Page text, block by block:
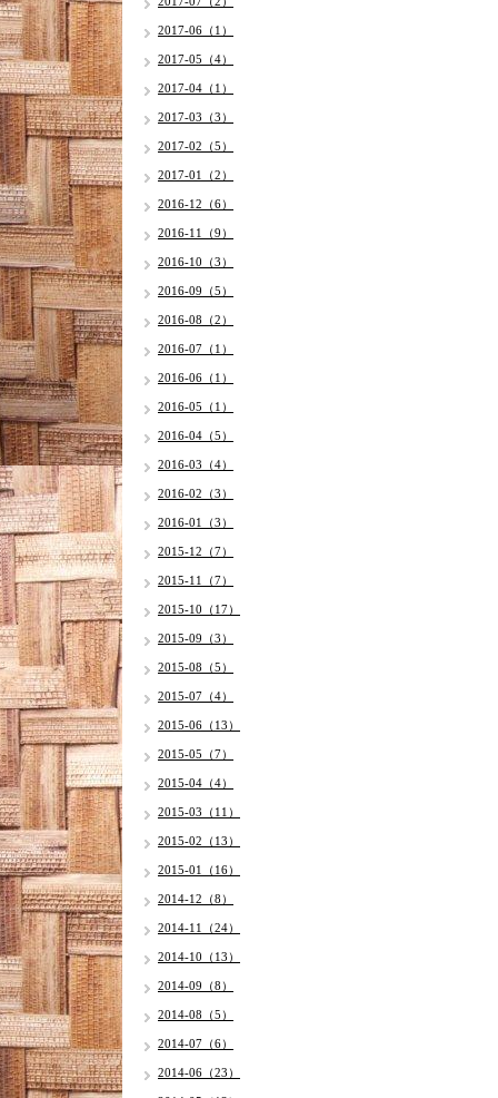
2017-06（1）
2017-05（4）
2017-04（1）
2017-03（3）
2017-02（5）
2017-01（2）
2016-12（6）
2016-11（9）
2016-10（3）
2016-09（5）
2016-08（2）
2016-07（1）
2016-06（1）
2016-05（1）
2016-04（5）
2016-03（4）
2016-02（3）
2016-01（3）
2015-12（7）
2015-11（7）
2015-10（17）
2015-09（3）
2015-08（5）
2015-07（4）
2015-06（13）
2015-05（7）
2015-04（4）
2015-03（11）
2015-02（13）
2015-01（16）
2014-12（8）
2014-11（24）
2014-10（13）
2014-09（8）
2014-08（5）
2014-07（6）
2014-06（23）